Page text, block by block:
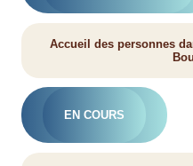
Accueil des personnes
EN COURS